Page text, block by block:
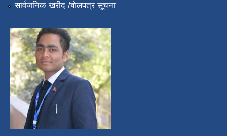
सार्वजनिक खरीद /बोलपत्र सूचना